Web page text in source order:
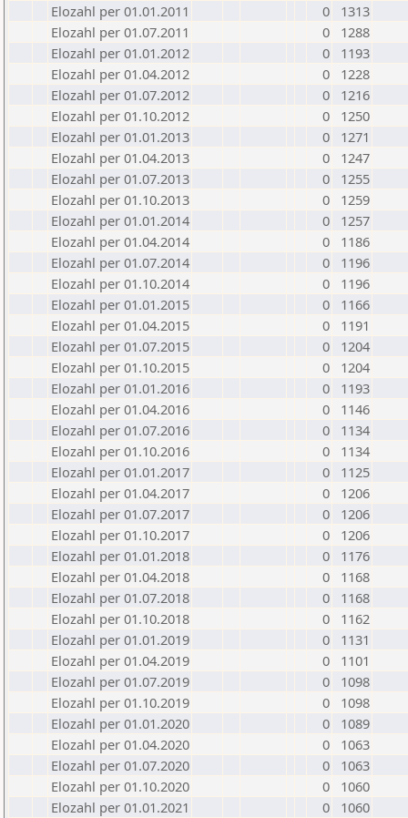
Elozahl per 01.01.2011
0
1313
Elozahl per 01.07.2011
0
1288
Elozahl per 01.01.2012
0
1193
Elozahl per 01.04.2012
0
1228
Elozahl per 01.07.2012
0
1216
Elozahl per 01.10.2012
0
1250
Elozahl per 01.01.2013
0
1271
Elozahl per 01.04.2013
0
1247
Elozahl per 01.07.2013
0
1255
Elozahl per 01.10.2013
0
1259
Elozahl per 01.01.2014
0
1257
Elozahl per 01.04.2014
0
1186
Elozahl per 01.07.2014
0
1196
Elozahl per 01.10.2014
0
1196
Elozahl per 01.01.2015
0
1166
Elozahl per 01.04.2015
0
1191
Elozahl per 01.07.2015
0
1204
Elozahl per 01.10.2015
0
1204
Elozahl per 01.01.2016
0
1193
Elozahl per 01.04.2016
0
1146
Elozahl per 01.07.2016
0
1134
Elozahl per 01.10.2016
0
1134
Elozahl per 01.01.2017
0
1125
Elozahl per 01.04.2017
0
1206
Elozahl per 01.07.2017
0
1206
Elozahl per 01.10.2017
0
1206
Elozahl per 01.01.2018
0
1176
Elozahl per 01.04.2018
0
1168
Elozahl per 01.07.2018
0
1168
Elozahl per 01.10.2018
0
1162
Elozahl per 01.01.2019
0
1131
Elozahl per 01.04.2019
0
1101
Elozahl per 01.07.2019
0
1098
Elozahl per 01.10.2019
0
1098
Elozahl per 01.01.2020
0
1089
Elozahl per 01.04.2020
0
1063
Elozahl per 01.07.2020
0
1063
Elozahl per 01.10.2020
0
1060
Elozahl per 01.01.2021
0
1060